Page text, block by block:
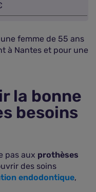
femme de 55 ans
à Nantes et pour une
la bonne
besoins
pas aux prothèses
des soins
endodontique,